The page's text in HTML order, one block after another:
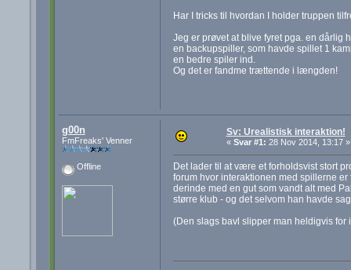
Har I tricks til hvordan I holder truppen
Jeg er prøvet at blive fyret pga. en dårlig
en backupspiller, som havde spillet 1
en bedre spiler ind.
Og det er fandme trættende i længden!
g00n
FmFreaks' Venner
Offline
Sv: Urealistisk interaktion!
« Svar #1: 28 Nov 2014, 13:17 »
Det lader til at være et forholdsvist stort
forum hvor interaktionen med spillerne
derinde med en gut som vandt alt med
større klub - og det selvom han havde
(Den slags bavl slipper man heldigvis for